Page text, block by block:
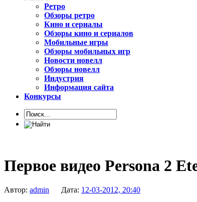
Ретро
Обзоры ретро
Кино и сериалы
Обзоры кино и сериалов
Мобильные игры
Обзоры мобильных игр
Новости новелл
Обзоры новелл
Индустрия
Информация сайта
Конкурсы
Первое видео Persona 2
Автор: admin Дата: 12-03-2012, 20:40